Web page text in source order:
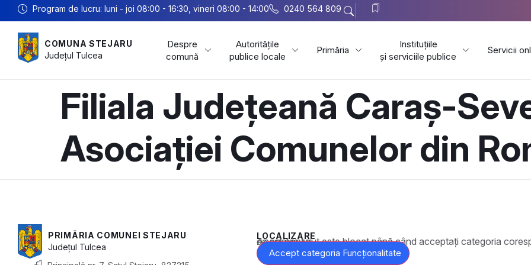
Program de lucru: luni - joi 08:00 - 16:30, vineri 08:00 - 14:00 0240 564 809
COMUNA STEJARU
Județul Tulcea
Despre
comună
Autoritățile
publice locale
Primăria
Instituțiile
și serviciile publice
Servicii
Filiala Județeană Caraș-
Asociației Comunelor din
PRIMĂRIA COMUNEI STEJARU
Județul Tulcea
LOCALIZARE
Acest conținut este blocat până când acceptați categoria corespunzătoare de cookie-uri.
Accept categoria Funcționalitate